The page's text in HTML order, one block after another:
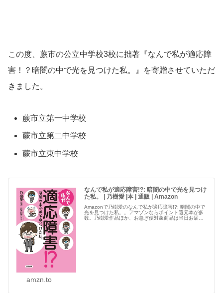
この度、蕨市の公立中学校3校に拙著『なんで私が適応障
害！？暗闇の中で光を見つけた私。』を寄贈させていただ
きました。
蕨市立第一中学校
蕨市立第二中学校
蕨市立東中学校
なんで私が適応障害!?: 暗闇の中で光を見つけ
た私。 | 乃樹愛 |本 | 通販 | Amazon
Amazonで乃樹愛のなんで私が適応障害!?: 暗闇の中で
光を見つけた私。。アマゾンならポイント還元本が多
数。乃樹愛作品ほか、お急ぎ便対象商品は当日お届け
amzn.to